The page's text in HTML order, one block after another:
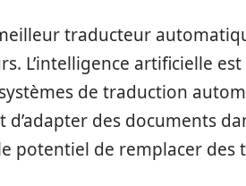
traducteur
L’intelligence artificielle
de traduction
d’adapter des documents
potentiel de remplacer des